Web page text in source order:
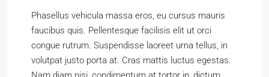
Phasellus vehicula massa eros, eu cursus mauris
faucibus quis. Pellentesque facilisis elit ut orci
congue rutrum. Suspendisse laoreet urna tellus, in
volutpat justo porta at. Cras mattis luctus egestas.